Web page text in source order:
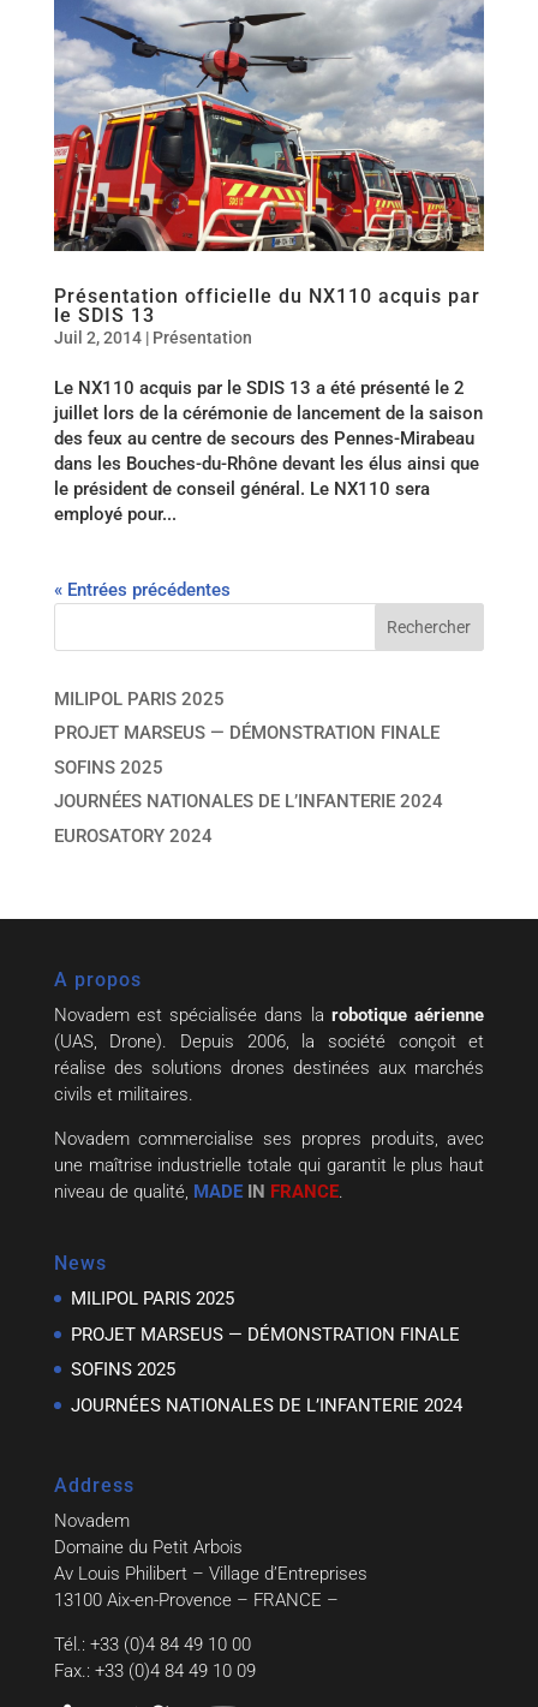
Présentation officielle du NX110 acquis par
le SDIS 13
Juil 2, 2014| Présentation
Le NX110 acquis par le SDIS 13 a été présenté le 2
juillet lors de la cérémonie de lancement de la saison
des feux au centre de secours des Pennes-Mirabeau
dans les Bouches-du-Rhône devant les élus ainsi que
le président de conseil général. Le NX110 sera
employé pour...
« Entrées précédentes
MILIPOL PARIS 2025
PROJET MARSEUS — DÉMONSTRATION FINALE
SOFINS 2025
JOURNÉES NATIONALES DE L’INFANTERIE 2024
EUROSATORY 2024
A propos
Novadem est spécialisée dans la robotique aérienne
(UAS, Drone). Depuis 2006, la société conçoit et
réalise des solutions drones destinées aux marchés
civils et militaires.
Novadem commercialise ses propres produits, avec
une maîtrise industrielle totale qui garantit le plus haut
niveau de qualité, MADEIN FRANCE.
News
MILIPOL PARIS 2025
PROJET MARSEUS — DÉMONSTRATION FINALE
SOFINS 2025
JOURNÉES NATIONALES DE L’INFANTERIE 2024
Address
Novadem
Domaine du Petit Arbois
Av Louis Philibert – Village d’Entreprises
13100 Aix-en-Provence – FRANCE –
Tél.: +33 (0)4 84 49 10 00
Fax.: +33 (0)4 84 49 10 09